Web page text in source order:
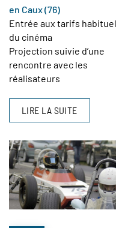
en Caux (76)
Entrée aux tarifs
du cinéma
Projection suivie d’une
rencontre avec les
réalisateurs
LIRE LA SUITE